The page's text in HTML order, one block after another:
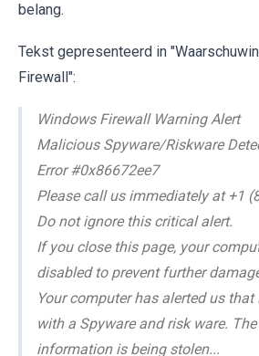
belang.
Tekst gepresenteerd in
Firewall":
Windows Firewall Warning Alert
Malicious Spyware/Riskware
Error #0x86672ee7
Please call us immediately at +1
Do not ignore this critical alert.
If you close this page, your
disabled to prevent further
Your computer has alerted us
with a Spyware and risk ware.
information is being stolen...